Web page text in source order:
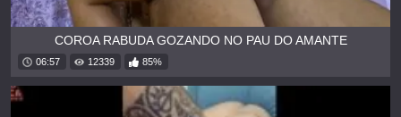
COROA RABUDA GOZANDO NO PAU DO AMANTE
06:57 12339 85%